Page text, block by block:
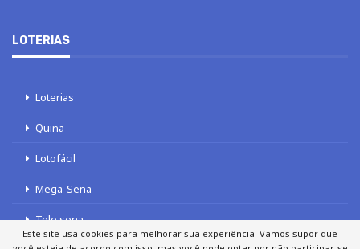
LOTERIAS
Loterias
Quina
Lotofácil
Mega-Sena
Tele sena
Este site usa cookies para melhorar sua experiência. Vamos supor que